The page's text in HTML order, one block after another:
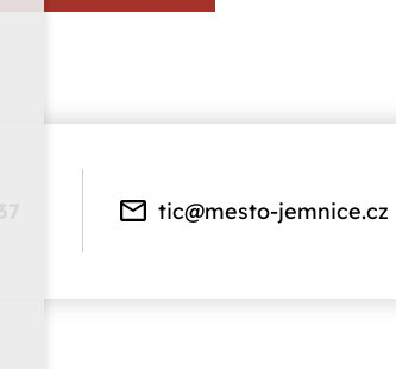
tic@mesto-jemnice.cz